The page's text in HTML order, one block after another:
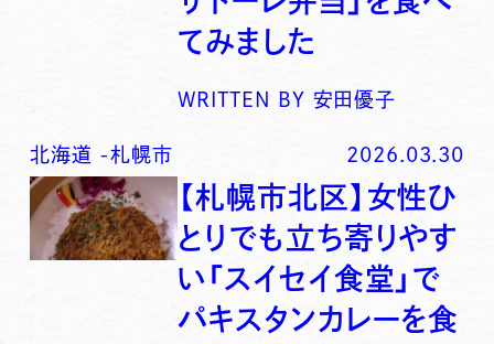
てみました
WRITTEN BY 安田優子
北海道 -札幌市 2026.03.30
【札幌市北区】女性ひ
とりでも立ち寄りやす
い「スイセイ食堂」で
パキスタンカレーを食